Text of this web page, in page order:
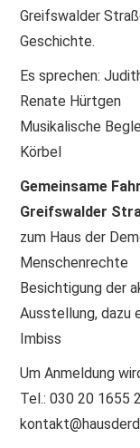
Greifswalder
Geschichte.
Es sprechen:
Renate Hürtgen
Musikalische
Körbel
Gemeinsame
Greifswalder
zum Haus der
Menschenrechte
Besichtigung der
Ausstellung, dazu
Imbiss
Um Anmeldung
Tel.: 030 20 1655